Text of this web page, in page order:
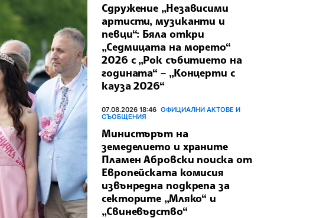
Сдружение „Независими
артисти, музиканти и
певци“: Бяла откри
„Седмицата на морето“
2026 с „Рок събитието на
годината“ – „Концерти с
кауза 2026“
07.08.2026 18:46 ОФИЦИАЛНИ АКТОВЕ И
СЪОБЩЕНИЯ
Министърът на
земеделието и храните
Пламен Абровски поиска от
Европейската комисия
извънредна подкрепа за
секторите „Мляко“ и
„Свиневъдство“